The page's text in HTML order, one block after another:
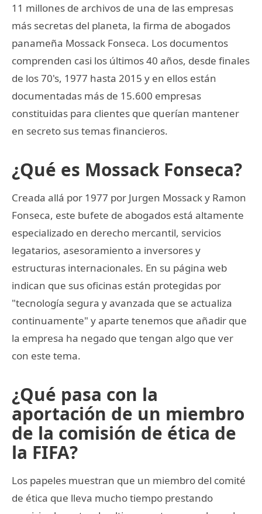
11 millones de archivos de una de las empresas
más secretas del planeta, la firma de abogados
panameña Mossack Fonseca. Los documentos
comprenden casi los últimos 40 años, desde finales
de los 70's, 1977 hasta 2015 y en ellos están
documentadas más de 15.600 empresas
constituidas para clientes que querían mantener
en secreto sus temas financieros.
¿Qué es Mossack Fonseca?
Creada allá por 1977 por Jurgen Mossack y Ramon
Fonseca, este bufete de abogados está altamente
especializado en derecho mercantil, servicios
legatarios, asesoramiento a inversores y
estructuras internacionales. En su página web
indican que sus oficinas están protegidas por
"tecnología segura y avanzada que se actualiza
continuamente" y aparte tenemos que añadir que
la empresa ha negado que tengan algo que ver
con este tema.
¿Qué pasa con la
aportación de un miembro
de la comisión de ética de
la FIFA?
Los papeles muestran que un miembro del comité
de ética que lleva mucho tiempo prestando